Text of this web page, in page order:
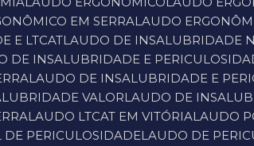
EM SERRA LAUDO
E LTCAT LAUDO DE INSALUBRIDADE
DE INSALUBRIDADE E
LAUDO DE INSALUBRIDADE E
VALOR LAUDO DE
LAUDO LTCAT EM VITÓRIA LAUDO
DE PERICULOSIDADE LAUDO DE